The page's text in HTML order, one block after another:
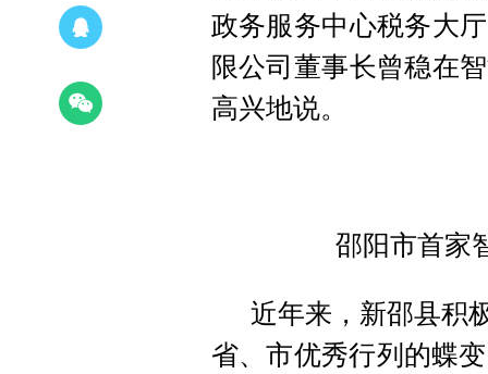
政务服务中心税务大
限公司董事长曾稳在
高兴地说。
邵阳市首家
近年来，新邵县积
省、市优秀行列的蝶